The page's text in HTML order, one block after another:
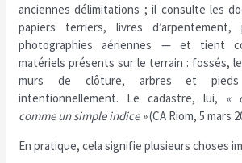
anciennes délimitations ; il consulte les
papiers terriers, livres
photographies aériennes — et tient
matériels présents sur le terrain : fossés,
murs de clôture, arbres et pieds
intentionnellement. Le cadastre, lui, «
comme un simple indice »(CA Riom, 5 mars
En pratique, cela signifie plusieurs choses